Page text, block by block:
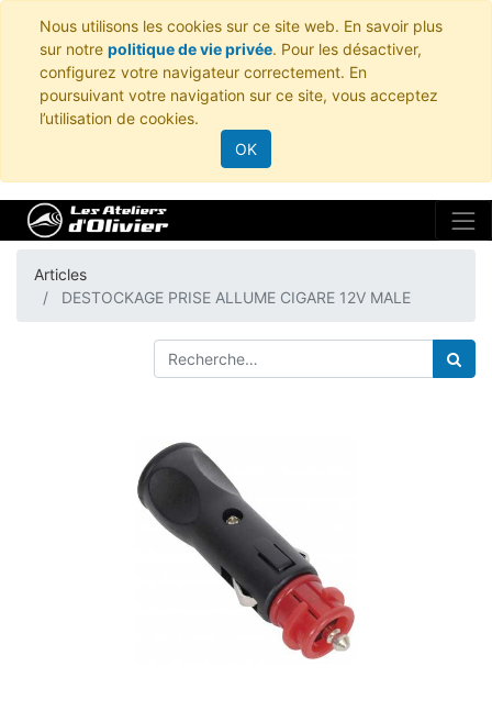
Nous utilisons les cookies sur ce site web. En savoir plus
sur notre politique de vie privée. Pour les désactiver,
configurez votre navigateur correctement. En
poursuivant votre navigation sur ce site, vous acceptez
l’utilisation de cookies.
OK
Articles
DESTOCKAGE PRISE ALLUME CIGARE 12V MALE